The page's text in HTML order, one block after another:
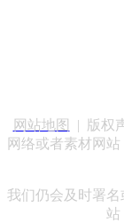
网站地图
| 版权
网络或者素材网
我们仍会及时署
站